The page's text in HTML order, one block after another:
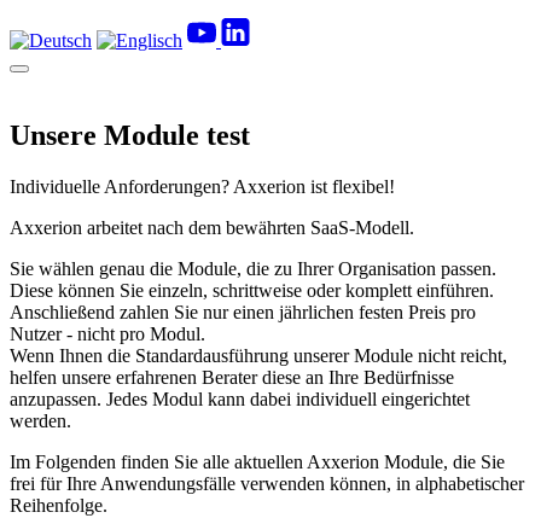
Unsere Module test
Individuelle Anforderungen? Axxerion ist flexibel!
Axxerion arbeitet nach dem bewährten SaaS-Modell.
Sie wählen genau die Module, die zu Ihrer Organisation passen.
Diese können Sie einzeln, schrittweise oder komplett einführen.
Anschließend zahlen Sie nur einen jährlichen festen Preis pro
Nutzer - nicht pro Modul.
Wenn Ihnen die Standardausführung unserer Module nicht reicht,
helfen unsere erfahrenen Berater diese an Ihre Bedürfnisse
anzupassen. Jedes Modul kann dabei individuell eingerichtet
werden.
Im Folgenden finden Sie alle aktuellen Axxerion Module, die Sie
frei für Ihre Anwendungsfälle verwenden können, in alphabetischer
Reihenfolge.